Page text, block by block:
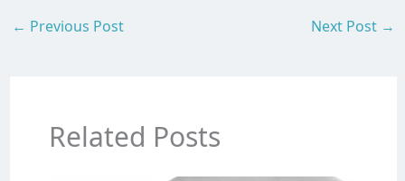
← Previous Post Next Post →
Related Posts